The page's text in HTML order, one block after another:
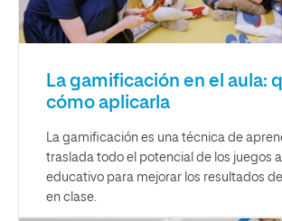
La gamificación en el aula:
cómo aplicarla
La gamificación es una técnica de
traslada todo el potencial de los juegos
educativo para mejorar los resultados
en clase.